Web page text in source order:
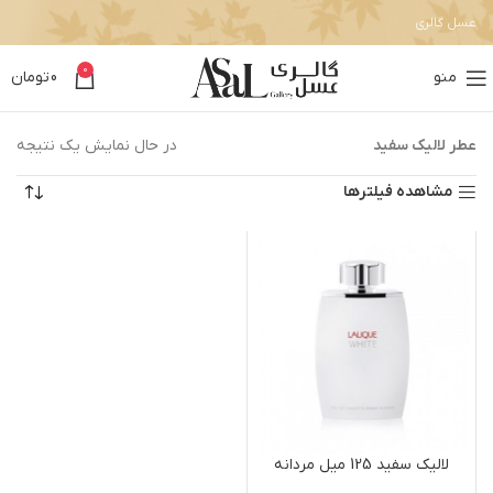
عسل گالری
منو 0
0تومان
عطر لالیک سفید در حال نمایش یک نتیجه
مشاهده فیلترها
لالیک سفید 125 میل مردانه